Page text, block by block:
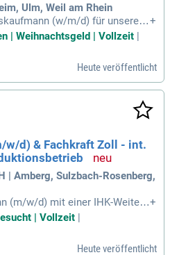
Ulm, Weil am Rhein
(w/m/d) für unsere S
Weil am Rhein. In dieser Ro
internationale Transportauf
und Wechselbrücke
Transportketten, Termine
sofort zu beheben. Eine ser
mit unseren Kund:innen ist d
du Transportdokumente, kü
und optimierst die lo
+
| Weihnachtsgeld | Vollzeit |
Heute veröffentlicht
d) & Fachkraft Zoll - int.
| Amberg, Sulzbach-Rosenberg,
(m/w/d) mit einer IHK-Weiterb
einem ähnlichen Hintergrund
Ihre mehrjährige
Sie sind ein Teampla
+
| Vollzeit |
Heute veröffentlicht